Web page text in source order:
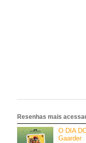
Resenhas mais
O DIA
Gaarder